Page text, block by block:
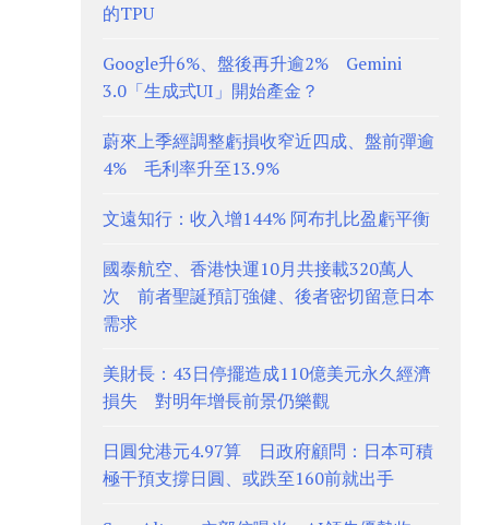
的TPU
Google升6%、盤後再升逾2% Gemini
3.0「生成式UI」開始產金？
蔚來上季經調整虧損收窄近四成、盤前彈逾
4% 毛利率升至13.9%
文遠知行：收入增144% 阿布扎比盈虧平衡
國泰航空、香港快運10月共接載320萬人
次 前者聖誕預訂強健、後者密切留意日本
需求
美財長：43日停擺造成110億美元永久經濟
損失 對明年增長前景仍樂觀
日圓兌港元4.97算 日政府顧問：日本可積
極干預支撐日圓、或跌至160前就出手